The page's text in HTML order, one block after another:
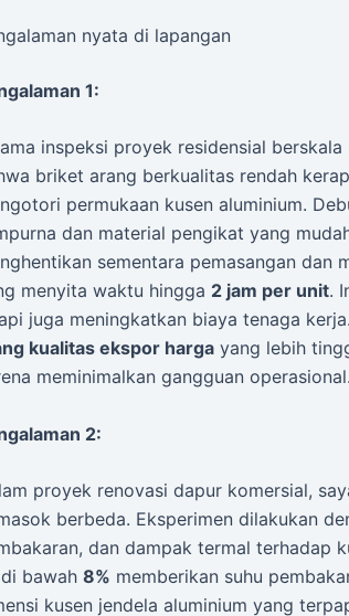
nyata di lapangan
1:
inspeksi proyek residensial
briket arang berkualitas rendah
permukaan kusen aluminium.
dan material pengikat yang
sementara pemasangan dan
menyita waktu hingga 2 jam per unit.
juga meningkatkan biaya tenaga
kualitas ekspor harga yang lebih
meminimalkan gangguan operasional.
2:
proyek renovasi dapur komersial,
berbeda. Eksperimen dilakukan
dan dampak termal terhadap
bawah 8% memberikan suhu
kusen jendela aluminium yang